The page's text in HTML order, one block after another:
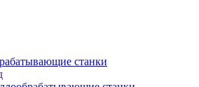
станки